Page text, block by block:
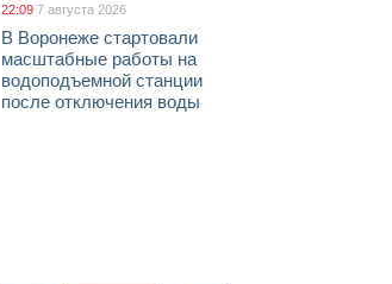
22:09 7 августа 2026
В Воронеже стартовали
масштабные работы на
водоподъемной станции
после отключения воды